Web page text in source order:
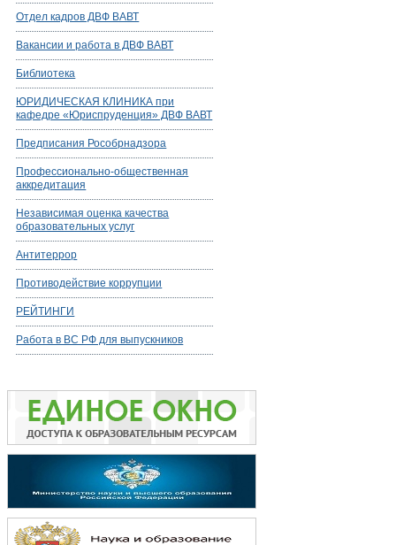
Отдел кадров ДВФ ВАВТ
Вакансии и работа в ДВФ ВАВТ
Библиотека
ЮРИДИЧЕСКАЯ КЛИНИКА при
кафедре «Юриспруденция» ДВФ ВАВТ
Предписания Рособрнадзора
Профессионально-общественная
аккредитация
Независимая оценка качества
образовательных услуг
Антитеррор
Противодействие коррупции
РЕЙТИНГИ
Работа в ВС РФ для выпускников